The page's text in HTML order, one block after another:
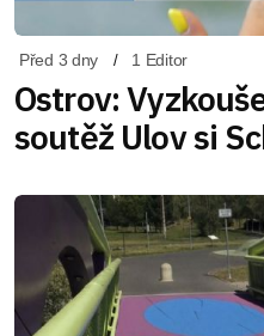
Před 3 dny 1 Editor
Ostrov:
soutěž Ulov si